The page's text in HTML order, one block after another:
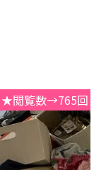
★閲覧数→765回